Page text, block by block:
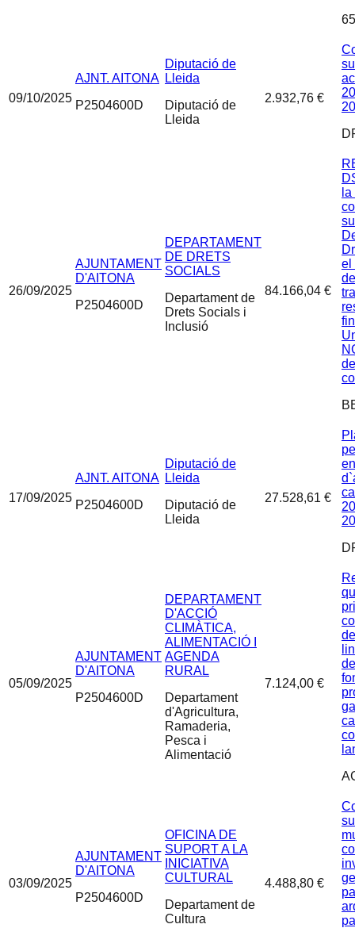
09/10/2025
AJNT. AITONA
P2504600D
Diputació de
Lleida
Diputació de
Lleida
2.932,76 €
26/09/2025
AJUNTAMENT
D'AITONA
P2504600D
DEPARTAMENT
DE DRETS
SOCIALS
Departament de
Drets Socials i
Inclusió
84.166,04 €
el
17/09/2025
AJNT. AITONA
P2504600D
Diputació de
Lleida
Diputació de
Lleida
27.528,61 €
05/09/2025
AJUNTAMENT
D'AITONA
P2504600D
DEPARTAMENT
D'ACCIÓ
CLIMÀTICA,
ALIMENTACIÓ I
AGENDA
RURAL
Departament
d'Agricultura,
Ramaderia,
Pesca i
Alimentació
7.124,00 €
03/09/2025
AJUNTAMENT
D'AITONA
P2504600D
OFICINA DE
SUPORT A LA
INICIATIVA
CULTURAL
Departament de
Cultura
4.488,80 €